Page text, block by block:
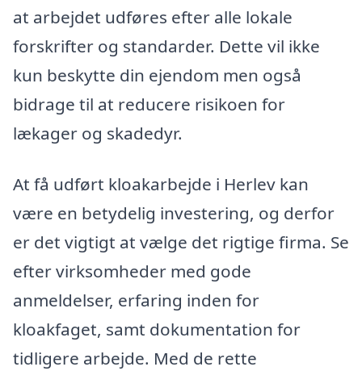
at arbejdet udføres efter alle lokale
forskrifter og standarder. Dette vil ikke
kun beskytte din ejendom men også
bidrage til at reducere risikoen for
lækager og skadedyr.
At få udført kloakarbejde i Herlev kan
være en betydelig investering, og derfor
er det vigtigt at vælge det rigtige firma. Se
efter virksomheder med gode
anmeldelser, erfaring inden for
kloakfaget, samt dokumentation for
tidligere arbejde. Med de rette